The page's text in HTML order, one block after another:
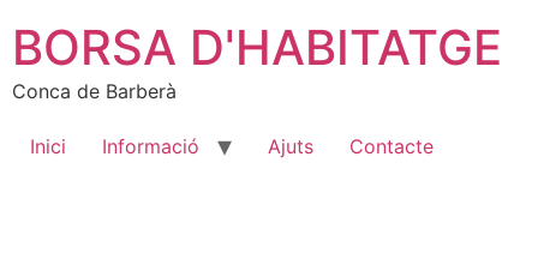
BORSA D'HABITATGE
Conca de Barberà
Inici Informació Ajuts Contacte